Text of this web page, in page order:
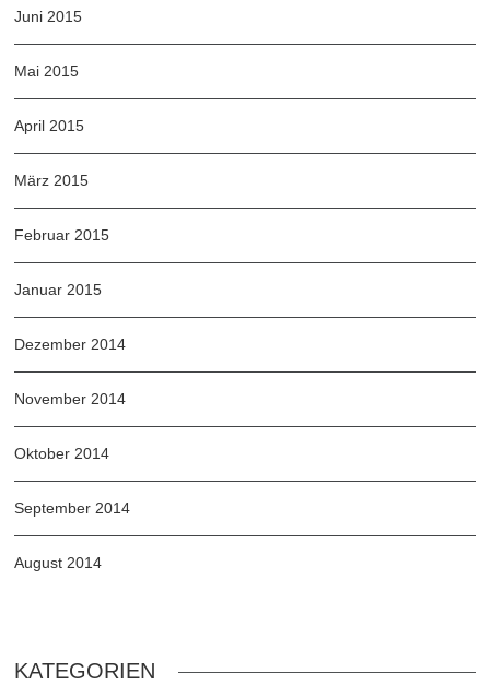
Juni 2015
Mai 2015
April 2015
März 2015
Februar 2015
Januar 2015
Dezember 2014
November 2014
Oktober 2014
September 2014
August 2014
KATEGORIEN